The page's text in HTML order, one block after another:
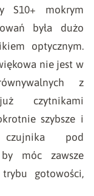
S10+ mokrym
była dużo
optycznym.
nie jest w
z
czytnikami
szybsze i
pod
móc zawsze
gotowości,